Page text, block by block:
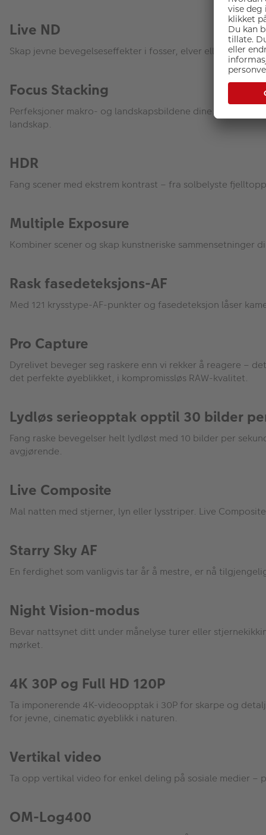
Live ND
Skap jevne bevegelseseffekter i fosser, elver eller skyer
Focus Stacking
Perfeksjoner makro- og landskapsbildene dine. Focus
landskap.
HDR
Fang scener med ekstrem kontrast – fra solbelyste
Multiple Exposure
Kombiner scener og skap kunstneriske
Rask fasedeteksjons-AF
Med 121 krysstype-AF-punkter og fasedeteksjon låser
Pro Capture
Dyrelivet beveger seg raskere enn vi rekker å reagere –
det perfekte øyeblikket, i kompromissløs RAW-kvalitet.
Lydløs serieopptak opptil 30 bilder
Fang raske bevegelser helt lydløst med 10 bilder per
avgjørende.
Live Composite
Mal natten med stjerner, lyn eller lysstriper. Live
Starry Sky AF
En ferdighet som vanligvis tar år å mestre, er nå
Night Vision-modus
Bevar nattsynet ditt under månelyse turer eller
mørket.
4K 30P og Full HD 120P
Ta imponerende 4K-videoopptak i 30P for skarpe og
for jevne, cinematic øyeblikk i naturen.
Vertikal video
Ta opp vertikal video for enkel deling på sosiale medier
OM-Log400